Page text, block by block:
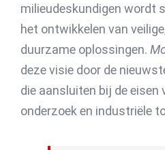
milieudeskundigen wordt
het ontwikkelen van
duurzame oplossingen.
deze visie door de
die aansluiten bij de
onderzoek en industriële